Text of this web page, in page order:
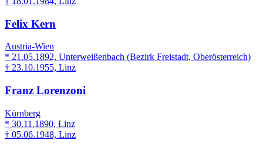
Felix Kern
Austria-Wien
* 21.05.1892, Unterweißenbach (Bezirk Freistadt, Oberösterreich)
† 23.10.1955, Linz
Franz Lorenzoni
Kürnberg
* 30.11.1890, Linz
† 05.06.1948, Linz